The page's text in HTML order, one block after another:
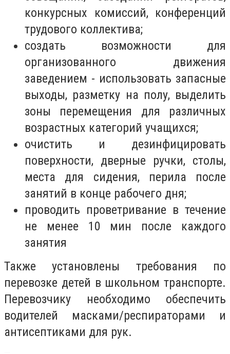
конкурсных комиссий, конференций
трудового коллектива;
создать возможности для
организованного движения
заведением - использовать запасные
выходы, разметку на полу, выделить
зоны перемещения для различных
возрастных категорий учащихся;
очистить и дезинфицировать
поверхности, дверные ручки, столы,
места для сидения, перила после
занятий в конце рабочего дня;
проводить проветривание в течение
не менее 10 мин после каждого
занятия
Также установлены требования по
перевозке детей в школьном транспорте.
Перевозчику необходимо обеспечить
водителей масками/респираторами и
антисептиками для рук.